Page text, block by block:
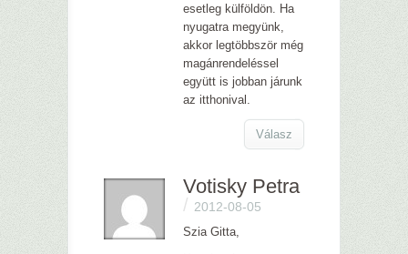
esetleg külföldön. Ha
nyugatra megyünk,
akkor legtöbbször még
magánrendeléssel
együtt is jobban járunk
az itthonival.
Válasz
Votisky Petra
/ 2012-08-05
Szia Gitta,